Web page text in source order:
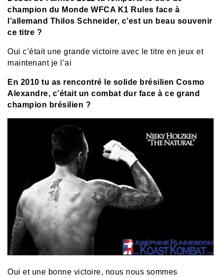
champion du Monde WFCA K1 Rules face à
l’allemand Thilos Schneider, c’est un beau souvenir
ce titre ?
Oui c’était une grande victoire avec le titre en jeux et
maintenant je l’ai
En 2010 tu as rencontré le solide brésilien Cosmo
Alexandre, c’était un combat dur face à ce grand
champion brésilien ?
Oui et une bonne victoire, nous nous sommes